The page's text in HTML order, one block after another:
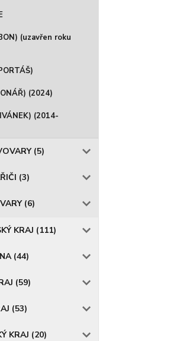
(uzavřen roku
(2024)
(2014-
(5)
(3)
(6)
KRAJ (111)
(44)
(59)
(53)
KRAJ (20)